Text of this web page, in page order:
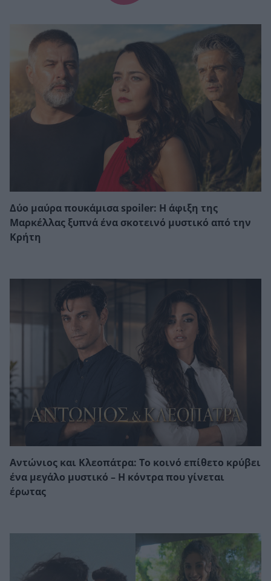
Δύο μαύρα πουκάμισα spoiler: Η άφιξη της
Μαρκέλλας ξυπνά ένα σκοτεινό μυστικό από την
Κρήτη
Αντώνιος και Κλεοπάτρα: Το κοινό επίθετο κρύβει
ένα μεγάλο μυστικό – Η κόντρα που γίνεται
έρωτας